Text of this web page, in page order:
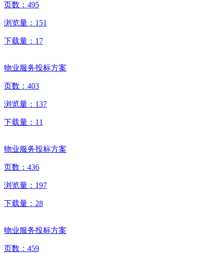
页数： 495
浏览量： 151
下载量： 17
物业服务投标方案
页数： 403
浏览量： 137
下载量： 11
物业服务投标方案
页数： 436
浏览量： 197
下载量： 28
物业服务投标方案
页数： 459